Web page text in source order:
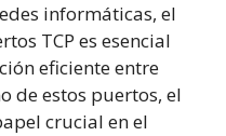
informáticas, el
TCP es esencial
eficiente entre
de estos puertos, el
crucial en el